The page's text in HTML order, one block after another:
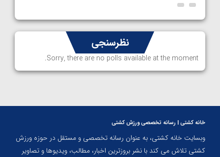
نظرسنجی
Sorry, there are no polls available at the moment.
خانه کشتی | رسانه تخصصی ورزش کشتی
وبسایت خانه کشتی، به عنوان رسانه تخصصی و مستقل در حوزه ورزش
کشتی تلاش می کند با نشر بروزترین اخبار، مطالب، ویدیوها و تصاویر